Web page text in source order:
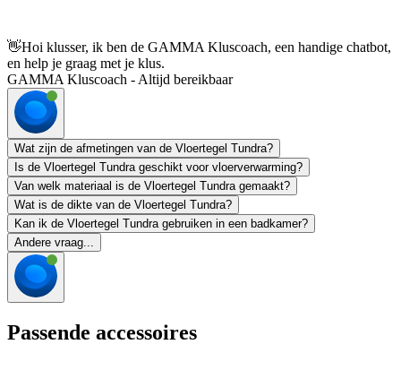
👋Hoi klusser, ik ben de GAMMA Kluscoach, een handige chatbot,
en help je graag met je klus.
GAMMA Kluscoach - Altijd bereikbaar
Wat zijn de afmetingen van de Vloertegel Tundra?
Is de Vloertegel Tundra geschikt voor vloerverwarming?
Van welk materiaal is de Vloertegel Tundra gemaakt?
Wat is de dikte van de Vloertegel Tundra?
Kan ik de Vloertegel Tundra gebruiken in een badkamer?
Andere vraag...
Passende accessoires